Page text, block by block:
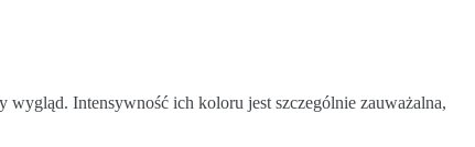
Intensywność ich koloru jest szczególnie zauważalna,